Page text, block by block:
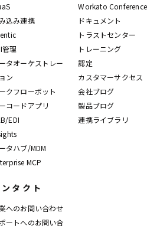
込み連携
管理
タオーケストレー
ン
クフローボット
コードアプリ
EDI
タハブ/MDM
MCP
Workato Conference
ドキュメント
トラストセンター
トレーニング
認定
カスタマーサクセス
会社ブログ
製品ブログ
連携ライブラリ
タクト
へのお問い合わせ
ートへのお問い合